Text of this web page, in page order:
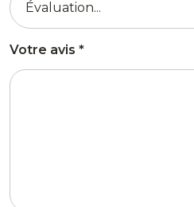
Votre avis *